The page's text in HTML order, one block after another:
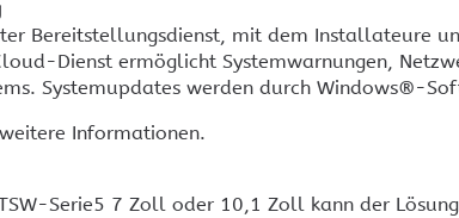
Bereitstellungsdienst, mit dem Installateure
Dienst ermöglicht Systemwarnungen,
Systemupdates werden durch Windows®-
Informationen.
TSW-Serie5 7 Zoll oder 10,1 Zoll kann der